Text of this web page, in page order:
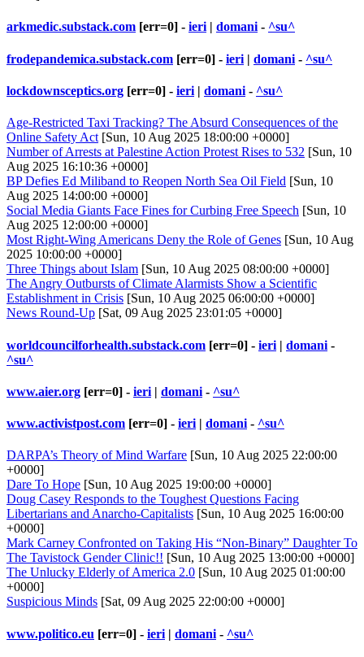
arkmedic.substack.com [err=0] - ieri| domani- ^su^
frodepandemica.substack.com [err=0] - ieri | domani - ^su^
lockdownsceptics.org [err=0] - ieri | domani - ^su^
Age-Restricted Taxi Tracking? The Absurd Consequences of the
Online Safety Act [Sun, 10 Aug 2025 18:00:00 +0000]
Number of Arrests at Palestine Action Protest Rises to 532 [Sun, 10
Aug 2025 16:10:36 +0000]
BP Defies Ed Miliband to Reopen North Sea Oil Field [Sun, 10
Aug 2025 14:00:00 +0000]
Social Media Giants Face Fines for Curbing Free Speech [Sun, 10
Aug 2025 12:00:00 +0000]
Most Right-Wing Americans Deny the Role of Genes [Sun, 10 Aug
2025 10:00:00 +0000]
Three Things about Islam [Sun, 10 Aug 2025 08:00:00 +0000]
The Angry Outbursts of Climate Alarmists Show a Scientific
Establishment in Crisis [Sun, 10 Aug 2025 06:00:00 +0000]
News Round-Up [Sat, 09 Aug 2025 23:01:05 +0000]
worldcouncilforhealth.substack.com [err=0] - ieri | domani -
^su^
www.aier.org [err=0] - ieri | domani - ^su^
www.activistpost.com [err=0] - ieri | domani - ^su^
DARPA’s Theory of Mind Warfare [Sun, 10 Aug 2025 22:00:00
+0000]
Dare To Hope [Sun, 10 Aug 2025 19:00:00 +0000]
Doug Casey Responds to the Toughest Questions Facing
Libertarians and Anarcho-Capitalists [Sun, 10 Aug 2025 16:00:00
+0000]
Mark Carney Confronted on Taking His “Non-Binary” Daughter To
The Tavistock Gender Clinic!! [Sun, 10 Aug 2025 13:00:00 +0000]
The Unlucky Elderly of America 2.0 [Sun, 10 Aug 2025 01:00:00
+0000]
Suspicious Minds [Sat, 09 Aug 2025 22:00:00 +0000]
www.politico.eu [err=0] - ieri | domani - ^su^